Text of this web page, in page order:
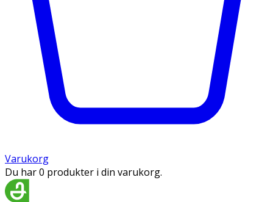
Varukorg
Du har 0 produkter i din varukorg.